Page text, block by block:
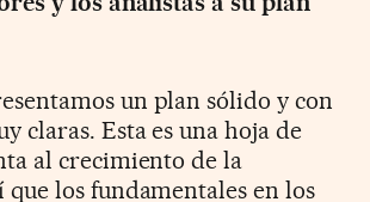
un plan sólido y con
claras. Esta es una hoja de
al crecimiento de la
que los fundamentales en los